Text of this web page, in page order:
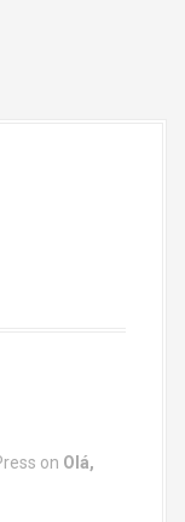
on Olá,